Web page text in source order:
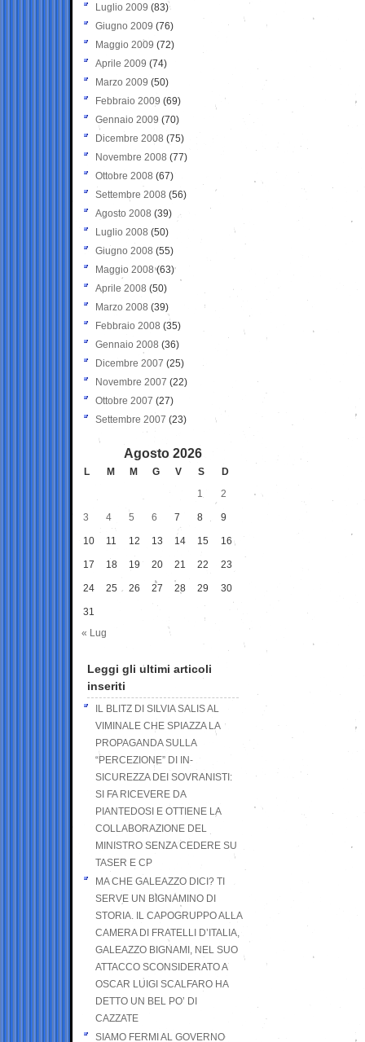
Luglio 2009 (83)
Giugno 2009 (76)
Maggio 2009 (72)
Aprile 2009 (74)
Marzo 2009 (50)
Febbraio 2009 (69)
Gennaio 2009 (70)
Dicembre 2008 (75)
Novembre 2008 (77)
Ottobre 2008 (67)
Settembre 2008 (56)
Agosto 2008 (39)
Luglio 2008 (50)
Giugno 2008 (55)
Maggio 2008(63)
Aprile 2008 (50)
Marzo 2008 (39)
Febbraio 2008 (35)
Gennaio 2008 (36)
Dicembre 2007 (25)
Novembre 2007 (22)
Ottobre 2007 (27)
Settembre 2007 (23)
Agosto 2026
L M M G V S
D
1
2
3 4 5 6 7 8 9
10 11 12 13 14 15 16
17 18 19 20 21 22 23
24 25 26 27 28 29 30
31
« Lug
Leggi gli ultimi articoli
inseriti
IL BLITZ DI SILVIA SALIS AL
VIMINALE CHE SPIAZZA LA
PROPAGANDA SULLA
“PERCEZIONE” DI IN-
SICUREZZA DEI SOVRANISTI:
SI FA RICEVERE DA
PIANTEDOSI E OTTIENE LA
COLLABORAZIONE DEL
MINISTRO SENZA CEDERE SU
TASER E CP
MA CHE GALEAZZO DICI? TI
SERVE UN BIGNAMINO DI
STORIA. IL CAPOGRUPPO ALLA
CAMERA DI FRATELLI D’ITALIA,
GALEAZZO BIGNAMI, NEL SUO
ATTACCO SCONSIDERATO A
OSCAR LUIGI SCALFARO HA
DETTO UN BEL PO’ DI
CAZZATE
SIAMO FERMI AL GOVERNO